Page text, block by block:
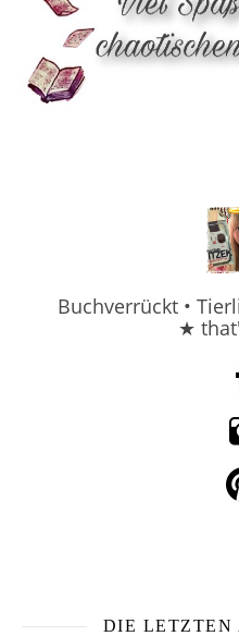
Buchverrückt •
★
DIE